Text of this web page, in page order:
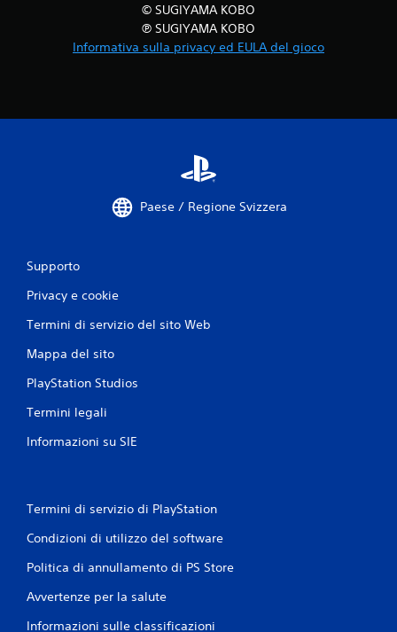
© SUGIYAMA KOBO
℗ SUGIYAMA KOBO
Informativa sulla privacy ed EULA del gioco
Paese / Regione Svizzera
Supporto
Privacy e cookie
Termini di servizio del sito Web
Mappa del sito
PlayStation Studios
Termini legali
Informazioni su SIE
Termini di servizio di PlayStation
Condizioni di utilizzo del software
Politica di annullamento di PS Store
Avvertenze per la salute
Informazioni sulle classificazioni